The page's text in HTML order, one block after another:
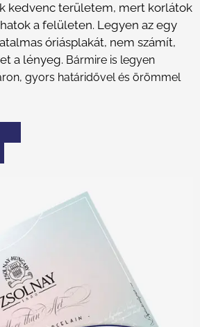
kedvenc területem, mert korlátok
a felületen. Legyen az egy
óriásplakát, nem számít,
a lényeg. Bármire is legyen
gyors határidővel és örömmel